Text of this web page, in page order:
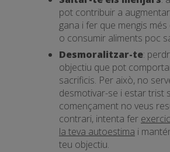
pot contribuir a
gana i fer que mengis
o consumir aliments poc
Desmoralitzar-te:
objectiu que pot
sacrificis. Per això, no
desmotivar-se i estar trist
començament no veus
contrari, intenta fer
la teva autoestima i
teu objectiu.